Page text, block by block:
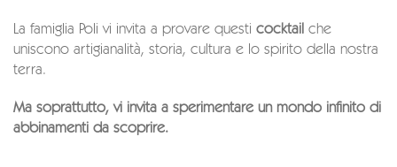
La famiglia Poli vi invita a provare questi cocktail che
uniscono artigianalità, storia, cultura e lo spirito della nostra
terra.
Ma soprattutto, vi invita a sperimentare un mondo infinito di
abbinamenti da scoprire.